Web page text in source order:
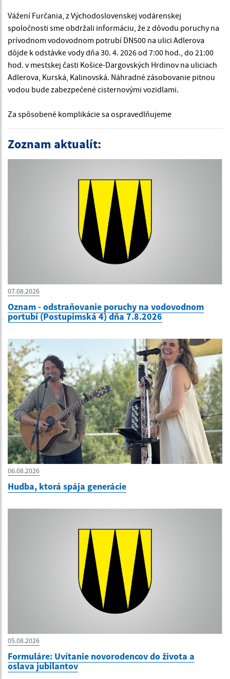
Vážení Furčania, z Východoslovenskej vodárenskej
spoločnosti sme obdržali informáciu, že z dôvodu poruchy na
prívodnom vodovodnom potrubí DN500 na ulici Adlerova
dôjde k odstávke vody dňa 30. 4. 2026 od 7:00 hod., do 21:00
hod. v mestskej časti Košice-Dargovských Hrdinov na uliciach
Adlerova, Kurská, Kalinovská. Náhradné zásobovanie pitnou
vodou bude zabezpečené cisternovými vozidlami.
Za spôsobené komplikácie sa ospravedlňujeme
Zoznam aktualít:
07.08.2026
Oznam - odstraňovanie poruchy na vodovodnom
portubí (Postupimská 4) dňa 7.8.2026
06.08.2026
Hudba, ktorá spája generácie
05.08.2026
Formuláre: Uvítanie novorodencov do života a
oslava jubilantov